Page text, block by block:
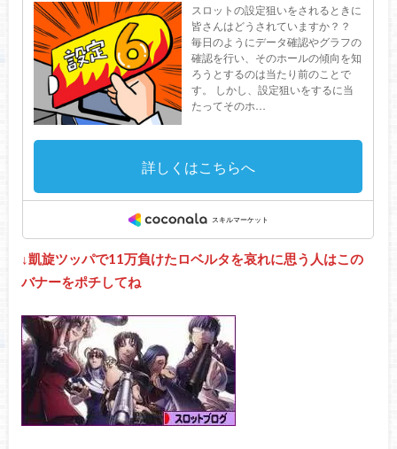
↓凱旋ツッパで11万負けたロベルタを哀れに思う人はこの
バナーをポチしてね